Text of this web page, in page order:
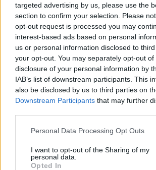
targeted advertising by us, please use the
section to confirm your selection. Please
opt-out request is processed you may
interest-based ads based on personal
us or personal information disclosed to
your opt-out. You may separately opt-out
disclosure of your personal information by
IAB’s list of downstream participants. This
also be disclosed by us to third parties on
Downstream Participants that may further
Personal Data Processing Opt Outs
I want to opt-out of the Sharing of my
personal data.
Opted In
Cuando anote tres triples más, J.R